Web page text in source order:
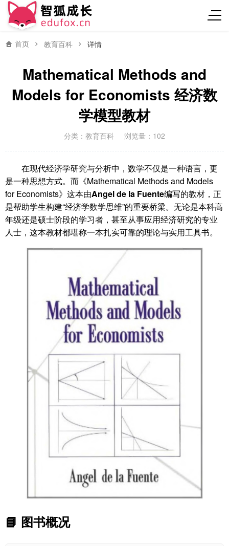
首页 教育百科 详情
Mathematical Methods and
Models for Economists 经济数
学模型教材
分类： 教育百科 浏览量：102
在现代经济学研究与分析中，数学不仅是一种语言，更
是一种思想方式。而《Mathematical Methods and Models
for Economists》这本由Angel de la Fuente编写的教材，正
是帮助学生构建“经济学数学思维”的重要桥梁。无论是本科高
年级还是硕士阶段的学习者，甚至从事应用经济研究的专业
人士，这本教材都堪称一本扎实可靠的理论与实用工具书。
📘 图书概况